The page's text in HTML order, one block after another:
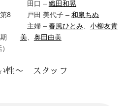
第8
田口 –織田和晃
戸田 美代子 –和泉ちぬ
主婦 –春風ひとみ、 小柳友貴
美、 奥田由美
性〜 スタッフ